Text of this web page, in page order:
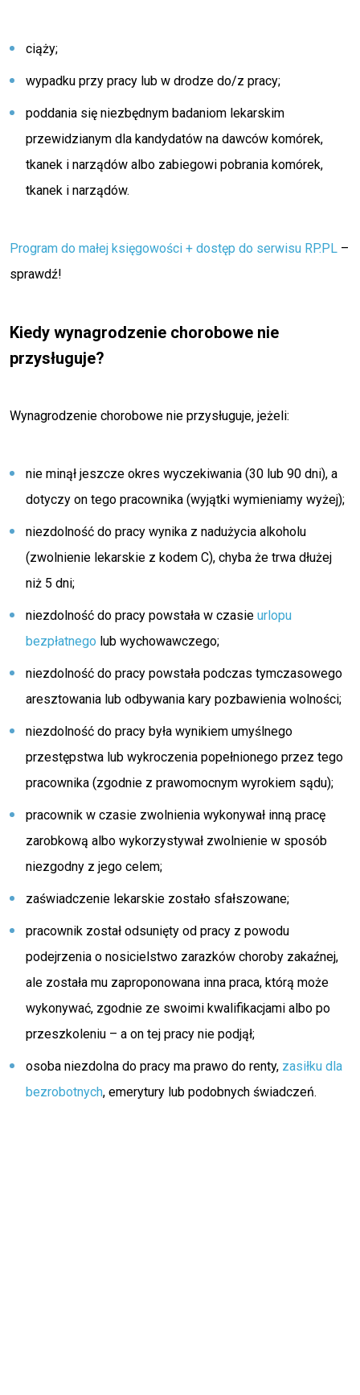
ciąży;
wypadku przy pracy lub w drodze do/z pracy;
poddania się niezbędnym badaniom lekarskim
przewidzianym dla kandydatów na dawców komórek,
tkanek i narządów albo zabiegowi pobrania komórek,
tkanek i narządów.
Program do małej księgowości + dostęp do serwisu RP.PL –
sprawdź!
Kiedy wynagrodzenie chorobowe nie
przysługuje?
Wynagrodzenie chorobowe nie przysługuje, jeżeli:
nie minął jeszcze okres wyczekiwania (30 lub 90 dni), a
dotyczy on tego pracownika (wyjątki wymieniamy wyżej);
niezdolność do pracy wynika z nadużycia alkoholu
(zwolnienie lekarskie z kodem C), chyba że trwa dłużej
niż 5 dni;
niezdolność do pracy powstała w czasie urlopu
bezpłatnego lub wychowawczego;
niezdolność do pracy powstała podczas tymczasowego
aresztowania lub odbywania kary pozbawienia wolności;
niezdolność do pracy była wynikiem umyślnego
przestępstwa lub wykroczenia popełnionego przez tego
pracownika (zgodnie z prawomocnym wyrokiem sądu);
pracownik w czasie zwolnienia wykonywał inną pracę
zarobkową albo wykorzystywał zwolnienie w sposób
niezgodny z jego celem;
zaświadczenie lekarskie zostało sfałszowane;
pracownik został odsunięty od pracy z powodu
podejrzenia o nosicielstwo zarazków choroby zakaźnej,
ale została mu zaproponowana inna praca, którą może
wykonywać, zgodnie ze swoimi kwalifikacjami albo po
przeszkoleniu – a on tej pracy nie podjął;
osoba niezdolna do pracy ma prawo do renty, zasiłku dla
bezrobotnych, emerytury lub podobnych świadczeń.